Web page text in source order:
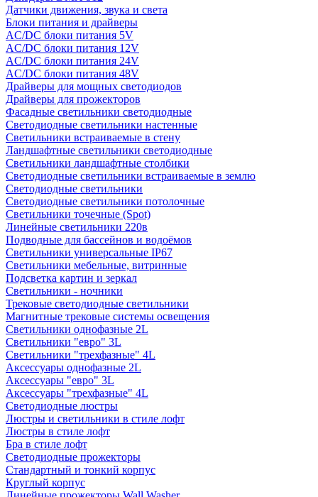
Датчики движения, звука и света
Блоки питания и драйверы
AC/DC блоки питания 5V
AC/DC блоки питания 12V
AC/DC блоки питания 24V
AC/DC блоки питания 48V
Драйверы для мощных светодиодов
Драйверы для прожекторов
Фасадные светильники светодиодные
Светодиодные светильники настенные
Светильники встраиваемые в стену
Ландшафтные светильники светодиодные
Светильники ландшафтные столбики
Светодиодные светильники встраиваемые в землю
Светодиодные светильники
Светодиодные светильники потолочные
Светильники точечные (Spot)
Линейные светильники 220в
Подводные для бассейнов и водоёмов
Светильники универсальные IP67
Светильники мебельные, витринные
Подсветка картин и зеркал
Светильники - ночники
Трековые светодиодные светильники
Магнитные трековые системы освещения
Светильники однофазные 2L
Светильники "евро" 3L
Светильники "трехфазные" 4L
Аксессуары однофазные 2L
Аксессуары "евро" 3L
Аксессуары "трехфазные" 4L
Светодиодные люстры
Люстры и светильники в стиле лофт
Люстры в стиле лофт
Бра в стиле лофт
Светодиодные прожекторы
Стандартный и тонкий корпус
Круглый корпус